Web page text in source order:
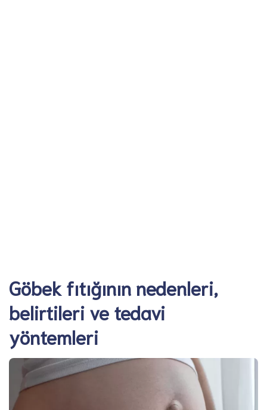
Göbek fıtığının nedenleri,
belirtileri ve tedavi
yöntemleri